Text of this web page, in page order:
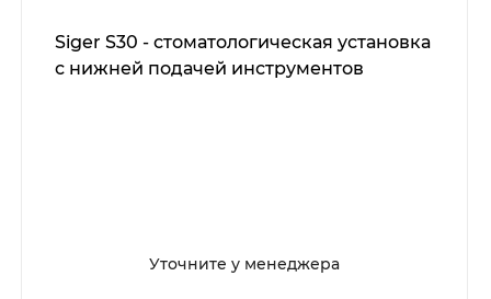
Siger S30 - стоматологическая установка
с нижней подачей инструментов
Уточните у менеджера